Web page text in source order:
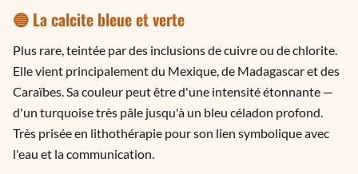
🔵 La calcite bleue et verte
Plus rare, teintée par des inclusions de cuivre ou de chlorite.
Elle vient principalement du Mexique, de Madagascar et des
Caraïbes. Sa couleur peut être d'une intensité étonnante —
d'un turquoise très pâle jusqu'à un bleu céladon profond.
Très prisée en lithothérapie pour son lien symbolique avec
l'eau et la communication.